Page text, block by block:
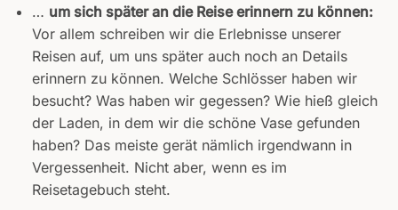
… um sich später an die Reise erinnern zu können:
Vor allem schreiben wir die Erlebnisse unserer
Reisen auf, um uns später auch noch an Details
erinnern zu können. Welche Schlösser haben wir
besucht? Was haben wir gegessen? Wie hieß gleich
der Laden, in dem wir die schöne Vase gefunden
haben? Das meiste gerät nämlich irgendwann in
Vergessenheit. Nicht aber, wenn es im
Reisetagebuch steht.